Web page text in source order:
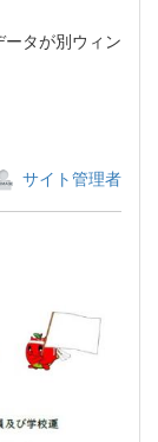
タが別ウィン
サイト管理者